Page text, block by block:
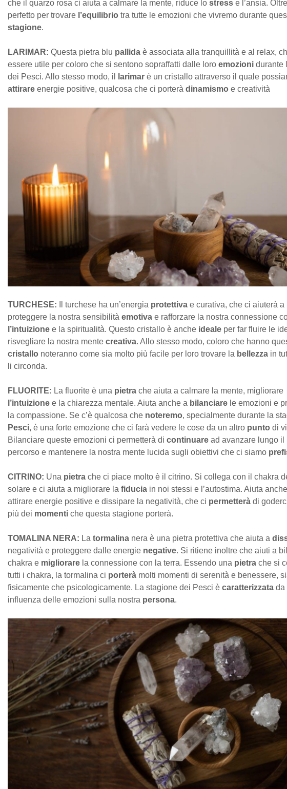
che il quarzo rosa ci aiuta a calmare la mente, riduce lo stress e l’ansia.
perfetto per trovare l’equilibrio tra tutte le emozioni che vivremo durante
stagione.
LARIMAR: Questa pietra blu pallida è associata alla tranquillità e al relax,
essere utile per coloro che si sentono sopraffatti dalle loro emozioni durante
dei Pesci. Allo stesso modo, il
larimar è un cristallo attraverso il quale
attirare energie positive, qualcosa che ci porterà dinamismo e creatività
TURCHESE: Il turchese ha un’energia protettiva e curativa, che ci aiuterà a
proteggere la nostra sensibilità emotiva e rafforzare la nostra connessione
l’intuizione e la spiritualità. Questo cristallo è anche ideale per far fluire le
risvegliare la nostra mente creativa. Allo stesso modo, coloro che hanno
cristallo noteranno come sia molto più facile per loro trovare la bellezza in
li circonda.
FLUORITE: La fluorite è una pietra che aiuta a calmare la mente, migliorare
l’intuizione e la chiarezza mentale. Aiuta anche a bilanciare le emozioni e
la compassione. Se c’è qualcosa che noteremo, specialmente durante la
Pesci, è una forte emozione che ci farà vedere le cose da un altro punto di
Bilanciare queste emozioni ci permetterà di continuare ad avanzare lungo il
percorso e mantenere la nostra mente lucida sugli obiettivi che ci siamo
CITRINO: Una pietra che ci piace molto è il citrino. Si collega con il chakra
solare e ci aiuta a migliorare la fiducia in noi stessi e l’autostima. Aiuta
attirare energie positive e dissipare la negatività, che ci permetterà di
più dei momenti che questa stagione porterà.
TOMALINA NERA: La tormalina nera è una pietra protettiva che aiuta a
negatività e proteggere dalle energie negative. Si ritiene inoltre che aiuti a
chakra e migliorare la connessione con la terra. Essendo una pietra che si
tutti i chakra, la tormalina ci porterà molti momenti di serenità e benessere,
fisicamente che psicologicamente. La stagione dei Pesci è caratterizzata da
influenza delle emozioni sulla nostra persona.